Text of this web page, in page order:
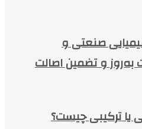
صنعتی و
به‌روز و تضمین اصالت
ترکیبی چیست؟